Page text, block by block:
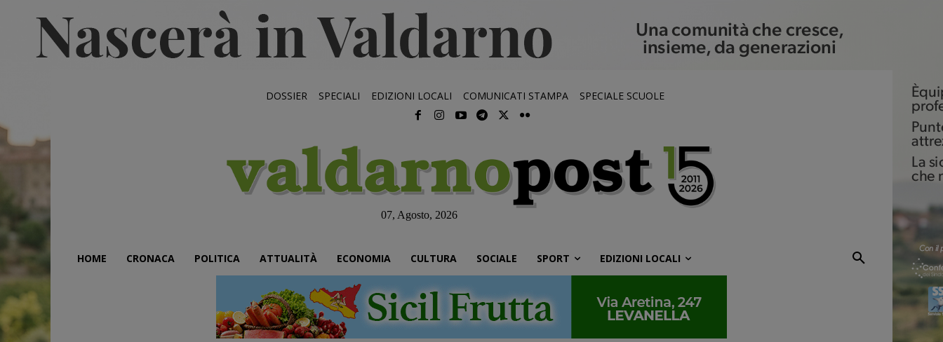
DOSSIER SPECIALI EDIZIONI LOCALI COMUNICATI STAMPA SPECIALE SCUOLE
07, Agosto, 2026
HOME CRONACA POLITICA ATTUALITÀ ECONOMIA CULTURA SOCIALE SPORT EDIZIONI LOCALI